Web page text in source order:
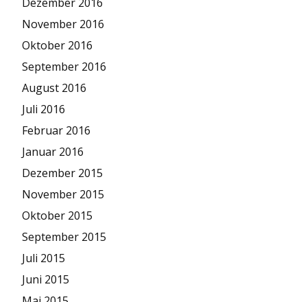
November 2016
Oktober 2016
September 2016
August 2016
Juli 2016
Februar 2016
Januar 2016
Dezember 2015
November 2015
Oktober 2015
September 2015
Juli 2015
Juni 2015